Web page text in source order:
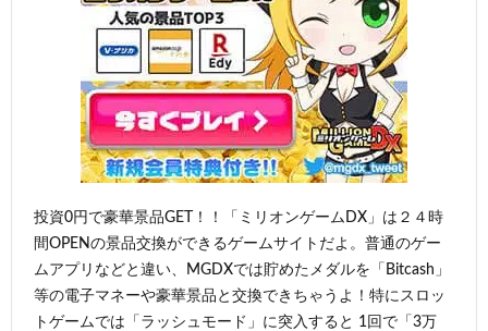
投資0円で豪華景品GET！！「ミリオンゲームDX」は２４時
間OPENの景品交換ができるゲームサイトだよ。普通のゲー
ムアプリなどと違い、MGDXでは貯めたメダルを「Bitcash」
等の電子マネーや豪華景品と交換できちゃうよ！特にスロッ
トゲームでは「ラッシュモード」に突入すると 1回で「3万